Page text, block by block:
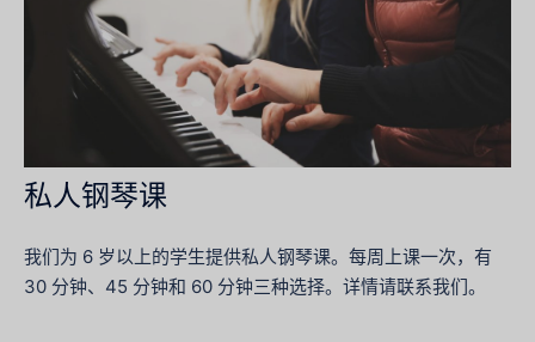
私人钢琴课
我们为 6 岁以上的学生提供私人钢琴课。每周上课一次，有
30 分钟、45 分钟和 60 分钟三种选择。详情请联系我们。